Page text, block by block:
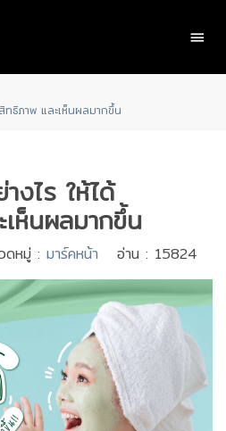
ทธิภาพ และเห็นผลมากขึ้น
งไร ให้ได้
ห็นผลมากขึ้น
หมู่ : มาร์คหน้า อ่าน : 15824